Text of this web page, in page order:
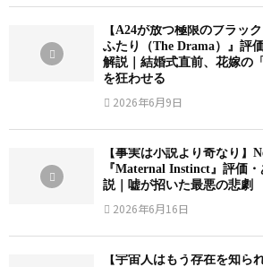
【A24が放つ極限のブラッ
ふたり（The Drama）』評
解説｜結婚式直前、花嫁の
を狂わせる
2026年6月9日
【事実は小説より奇なり】
『Maternal Instinct』評価
説｜嘘が招いた最悪の悲劇
2026年6月16日
【宇宙人はもう存在を知ら